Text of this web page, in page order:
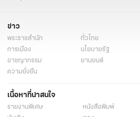
ข่าว
พระราชสำนัก ทั่วไทย
การเมือง
นโยบายรัฐ
อาชญากรรม
ยานยนต์
ความยั่งยืน
เนื้อหาที่น่าสนใจ
รายงานพิเศษ หนังสือพิมพ์